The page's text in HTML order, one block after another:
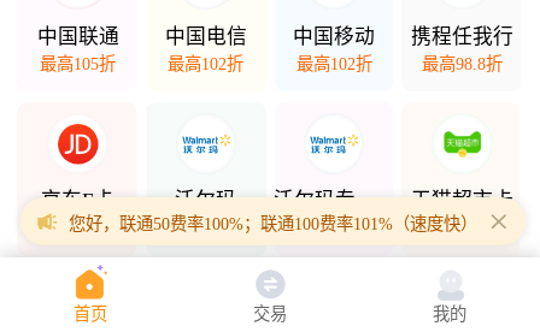
中国联通
最高105折
中国电信
最高102折
中国移动
最高102折
携程任我行
最高98.8折
京东E卡
最高98折
沃尔玛
最高98.5折
沃尔玛专项卡
最高94.3折
天猫超市卡
最高94.7折
您好，联通50费率100%；联通100费率101%（速度快）；联通
首页 交易 我的